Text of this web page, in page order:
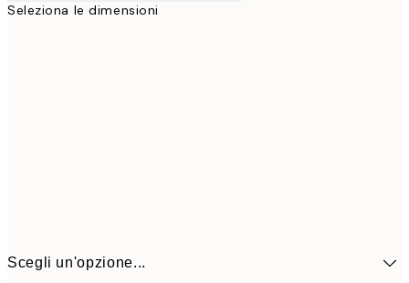
Seleziona le dimensioni
Scegli un'opzione...